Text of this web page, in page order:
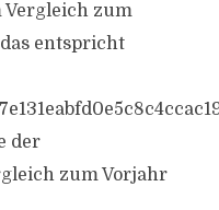
Vergleich zum
entspricht
der
zum Vorjahr